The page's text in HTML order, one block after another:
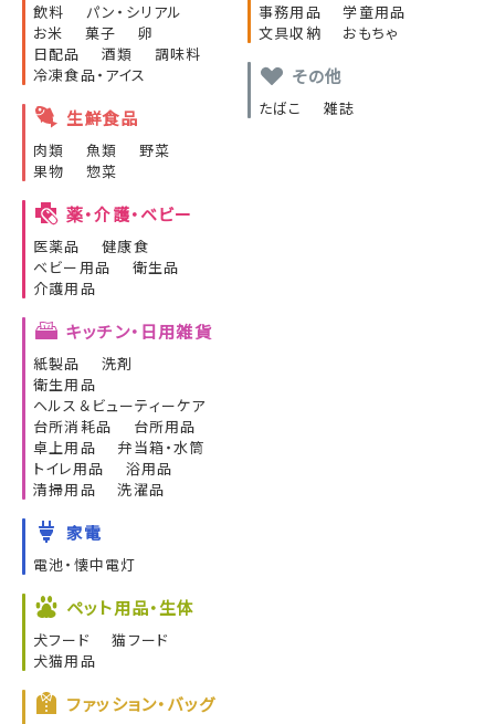
飲料
パン・シリアル
お米
菓子
卵
日配品
酒類
調味料
冷凍食品・アイス
生鮮食品
肉類 魚類
野菜
果物
惣菜
薬・介護・ベビー
医薬品
健康食
ベビー用品
衛生品
介護用品
キッチン・日用雑貨
紙製品
洗剤
衛生用品
ヘルス＆ビューティーケア
台所消耗品
台所用品
卓上用品
弁当箱・水筒
トイレ用品
浴用品
清掃用品
洗濯品
家電
電池・懐中電灯
ペット用品・生体
犬フード
猫フード
犬猫用品
ファッション・バッグ
事務用品
学童用品
文具収納
おもちゃ
その他
たばこ 雑誌